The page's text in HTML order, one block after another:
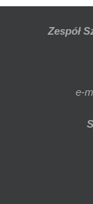
Zespół
e-